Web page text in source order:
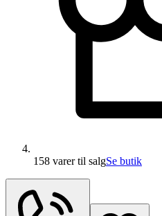
158 varertil salgSe butik